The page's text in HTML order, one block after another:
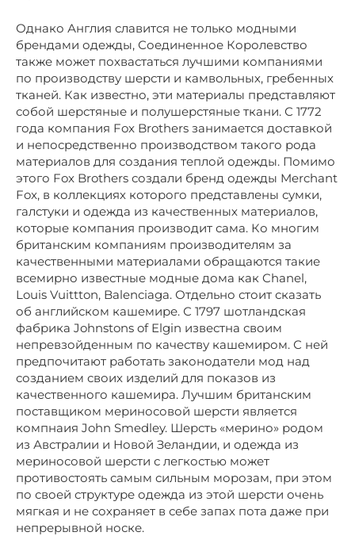
Однако Англия славится не только модными
брендами одежды, Соединенное Королевство
также может похвастаться лучшими компаниями
по производству шерсти и камвольных, гребенных
тканей. Как известно, эти материалы представляют
собой шерстяные и полушерстяные ткани. С 1772
года компания Fox Brothers занимается доставкой
и непосредственно производством такого рода
материалов для создания теплой одежды. Помимо
этого Fox Brothers создали бренд одежды Merchant
Fox, в коллекциях которого представлены сумки,
галстуки и одежда из качественных материалов,
которые компания производит сама. Ко многим
британским компаниям производителям за
качественными материалами обращаются такие
всемирно известные модные дома как Chanel,
Louis Vuittton, Balenciaga. Отдельно стоит сказать
об английском кашемире. С 1797 шотландская
фабрика Johnstons of Elgin известна своим
непревзойденным по качеству кашемиром. С ней
предпочитают работать законодатели мод над
созданием своих изделий для показов из
качественного кашемира. Лучшим британским
поставщиком мериносовой шерсти является
компнаия John Smedley. Шерсть «мерино» родом
из Австралии и Новой Зеландии, и одежда из
мериносовой шерсти с легкостью может
противостоять самым сильным морозам, при этом
по своей структуре одежда из этой шерсти очень
мягкая и не сохраняет в себе запах пота даже при
непрерывной носке.